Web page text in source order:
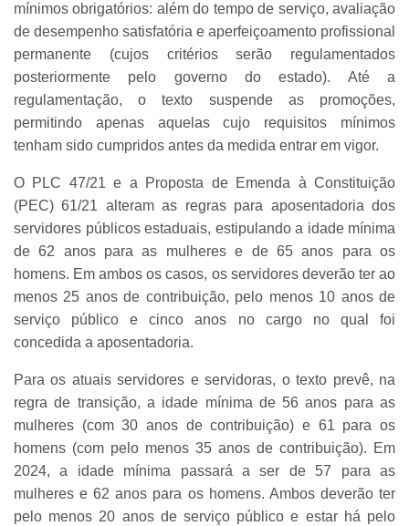
mínimos obrigatórios: além do tempo de serviço, avaliação
de desempenho satisfatória e aperfeiçoamento profissional
permanente (cujos critérios serão regulamentados
posteriormente pelo governo do estado). Até a
regulamentação, o texto suspende as promoções,
permitindo apenas aquelas cujo requisitos mínimos
tenham sido cumpridos antes da medida entrar em vigor.
O PLC 47/21 e a Proposta de Emenda à Constituição
(PEC) 61/21 alteram as regras para aposentadoria dos
servidores públicos estaduais, estipulando a idade mínima
de 62 anos para as mulheres e de 65 anos para os
homens. Em ambos os casos, os servidores deverão ter ao
menos 25 anos de contribuição, pelo menos 10 anos de
serviço público e cinco anos no cargo no qual foi
concedida a aposentadoria.
Para os atuais servidores e servidoras, o texto prevê, na
regra de transição, a idade mínima de 56 anos para as
mulheres (com 30 anos de contribuição) e 61 para os
homens (com pelo menos 35 anos de contribuição). Em
2024, a idade mínima passará a ser de 57 para as
mulheres e 62 anos para os homens. Ambos deverão ter
pelo menos 20 anos de serviço público e estar há pelo